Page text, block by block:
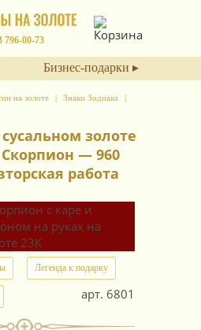
796-00-73
Бизнес-подарки ▸
на золоте
Знаки Зодиака
золоте
— 960
работа
Легенда к подарку
арт. 6801